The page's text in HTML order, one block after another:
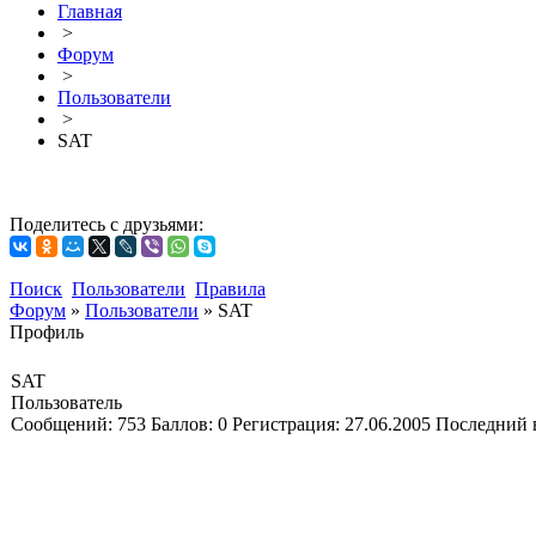
Главная
>
Форум
>
Пользователи
>
SAT
Поделитесь с друзьями:
Поиск Пользователи Правила
Форум » Пользователи » SAT
Профиль
SAT
Пользователь
Сообщений: 753 Баллов: 0 Регистрация: 27.06.2005 Последний